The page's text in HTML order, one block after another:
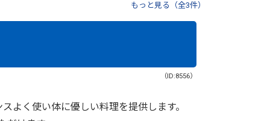
もっと見る（全3件）
（ID:8556）
よく使い体に優しい料理を提供します。